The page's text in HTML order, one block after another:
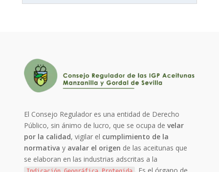
El Consejo Regulador es una entidad de Derecho
Público, sin ánimo de lucro, que se ocupa develar
por la calidad, vigilar el cumplimiento de la
normativa y avalar el origen de las aceitunas que
se elaboran en las industrias adscritas a la